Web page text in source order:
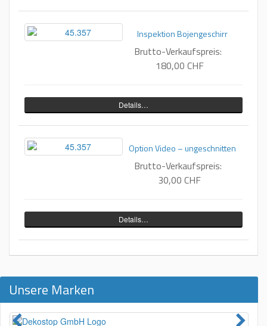
Inspektion Bojengeschirr
Brutto-Verkaufspreis:
180,00 CHF
Details…
Option Video – ungeschnitten
Brutto-Verkaufspreis:
30,00 CHF
Details…
Unsere Marken